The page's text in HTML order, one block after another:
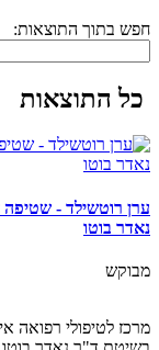
חפש בתוך התוצאות:
כל התוצאות
ערן רוטשילד -
נאדר בוטו
מבוקש
מרכז לטיפולי רפואה